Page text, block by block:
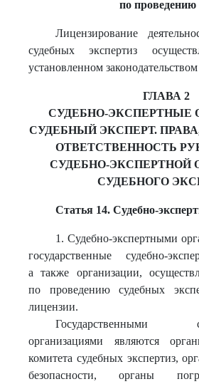
по проведению
Лицензирование
судебных экспертиз
установленном
ГЛАВА 2
СУДЕБНО-ЭКСПЕРТНЫЕ
СУДЕБНЫЙ ЭКСПЕРТ.
ОТВЕТСТВЕННОСТЬ
СУДЕБНО-ЭКСПЕРТНОЙ
СУДЕБНОГО
Статья 14. Судебно-
1. Судебно-экспертными
государственные судебно-
а также организации,
по проведению судебных
лицензии.
Государственными
организациями являются
комитета судебных экспертиз,
безопасности, органы